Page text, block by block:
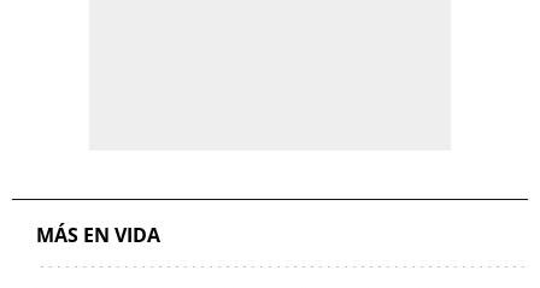
MÁS EN VIDA